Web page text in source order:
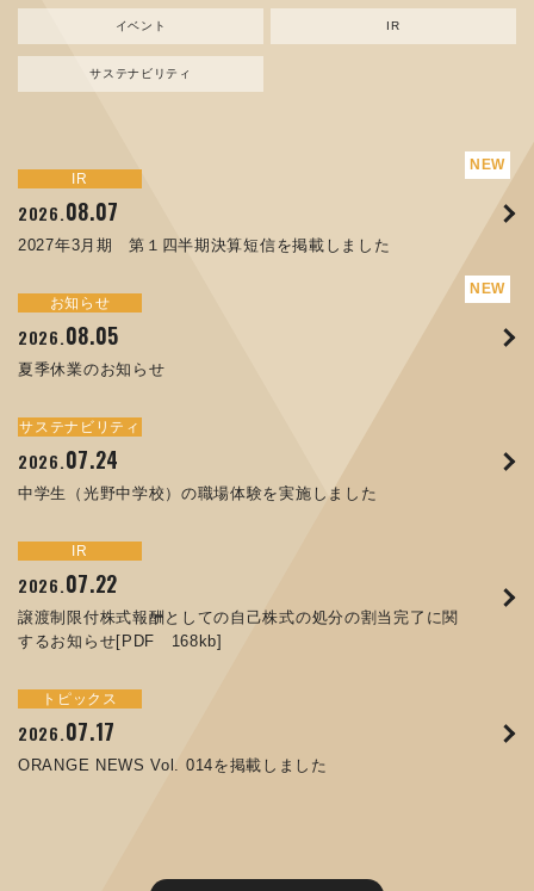
イベント IR
サステナビリティ
IR
2026.08.07
2027年3月期 第１四半期決算短信を掲載しました
お知らせ
2026.08.05
夏季休業のお知らせ
サステナビリティ
2026.07.24
中学生（光野中学校）の職場体験を実施しました
IR
2026.07.22
譲渡制限付株式報酬としての自己株式の処分の割当完了に関
するお知らせ[PDF 168kb]
トピックス
2026.07.17
ORANGE NEWS Vol. 014を掲載しました
新規事業
2024.04.10
資源ごみAI 自動選別機 販売開始のお知らせ
お知らせ
2026.08.05
夏季休業のお知らせ
お知らせ
2025.11.17
コラムを更新しました：MECT2025(メカトロテックジャパ
お知らせ
2025. 09.02
お知らせ
2025.05.29
コラムを更新しました：MEX金沢2025(第61回機械工業見本
お知らせ
2025.05.15
トピックス
2026.07.17
ORANGE NEWS Vol. 014を掲載しました
トピックス
2026.04.17
ORANGE NEWS Vol. 013を掲載しました
トピックス
2025.10.01
高松流技Vol.25を掲載しました
トピックス
2025.09.10
ORANGE NEWS Vol. 011を掲載しました
2025.07.31
ORANGE NEWS Vol. 010を掲載しました
イベント
2026.04.03
MEX金沢2026 出展のご案内 ※終了しました
イベント
2025.08.29
MECT 2025 出展のご案内 ※終了しました
イベント
2025.04.16
MEX金沢2025 出展のご案内 ※終了しました
イベント
2024.09.26
JIMTOF2024 出展のご案内 ※終了しました
2024.05.13
MEX金沢2024 学生向け会社説明コーナー予約のご案内 ※
終了しました
IR
2026.08.07
2027年3月期 第１四半期決算短信を掲載しました
IR
2026.07.22
譲渡制限付株式報酬としての自己株式の処分の割当完了に関
IR
2026. 07.07
IR
2026.07.01
コーポレートガバナンス報告書を更新しました
IR
2026.06.26
第65回定時株主総会のご報告を掲載しました
サステナビリティ
2026.07.24
中学生（光野中学校）の職場体験を実施しました
サステナビリティ
2026.06.12
人材戦略を策定しました
サステナビリティ
2026.03.26
「健康経営優良法人２０２６（大規模法人部門）」に認定さ
サステナビリティ
2025.12.09
令和７年度石川県ワークライフバランス企業知事表彰「優良
サステナビリティ
2025.12.04